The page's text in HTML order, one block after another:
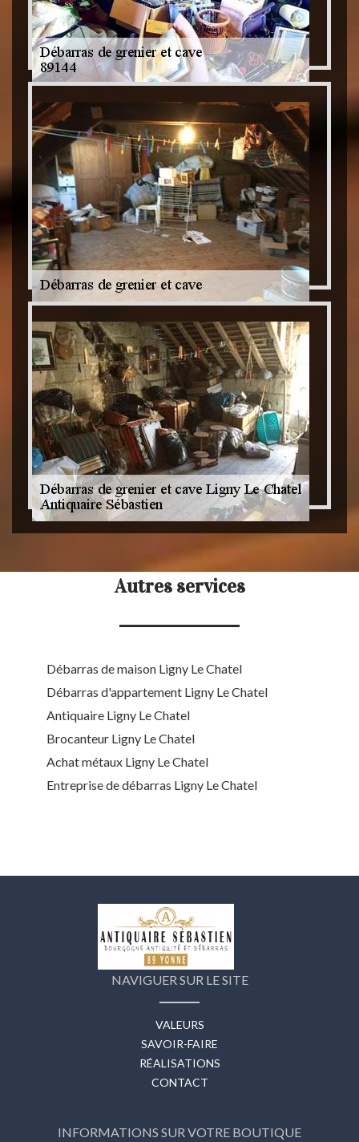
Autres services
Débarras de maison Ligny Le Chatel
Débarras d'appartement Ligny Le Chatel
Antiquaire Ligny Le Chatel
Brocanteur Ligny Le Chatel
Achat métaux Ligny Le Chatel
Entreprise de débarras Ligny Le Chatel
NAVIGUER SUR LE SITE
VALEURS
SAVOIR-FAIRE
RÉALISATIONS
CONTACT
INFORMATIONS SUR VOTRE BOUTIQUE